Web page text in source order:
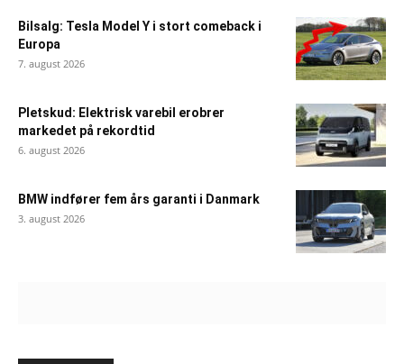
Bilsalg: Tesla Model Y i stort comeback i
Europa
7. august 2026
Pletskud: Elektrisk varebil erobrer
markedet på rekordtid
6. august 2026
BMW indfører fem års garanti i Danmark
3. august 2026